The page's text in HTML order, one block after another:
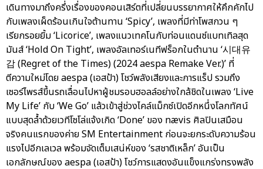
เดินทางมาถึงครึ่งเรื่องของคอนเสิร์ตที่เปลี่ยนบรรยากาศให้คึกคักไป
กับเพลงเผ็ดร้อนเกินใจต้านทาน ‘Spicy’, เพลงที่มีท่าโพสกวน ๆ
เรียกรอยยิ้ม ‘Licorice’, เพลงแนวเทคโนกับท่อนแดนซ์แบทเทิลสุด
มันส์ ‘Hold On Tight’, เพลงอัลเทอร์เนทีฟร็อกในตำนาน ‘시대유
감 (Regret of the Times) (2024 aespa Remake Ver.)’ ที่
ตีความใหม่โดย aespa (เอสป้า) โชว์พลังเสียงและการแร็ป รวมถึง
เซอร์ไพรส์ขึ้นรถเลื่อนไปหาผู้ชมรอบฮอลล์อย่างใกล้ชิดในเพลง ‘Live
My Life’ กับ ‘We Go’ แล้วเข้าสู่ช่วงไคล์แม็กซ์เปิดอีกหนึ่งโลกทัศน์
แบบสุดล้ำด้วยเวทีโซโล่แจ้งเกิด ‘Done’ ของ nævis ศิลปินเสมือน
จริงคนแรกของค่าย SM Entertainment ก่อนจะยกระดับความร้อน
แรงไปอีกเลเวล พร้อมจัดเต็มเสน่ห์ของ ‘รสชาติเหล็ก’ อันเป็น
เอกลักษณ์ของ aespa (เอสป้า) โชว์การแสดงอันแข็งแกร่งทรงพลัง